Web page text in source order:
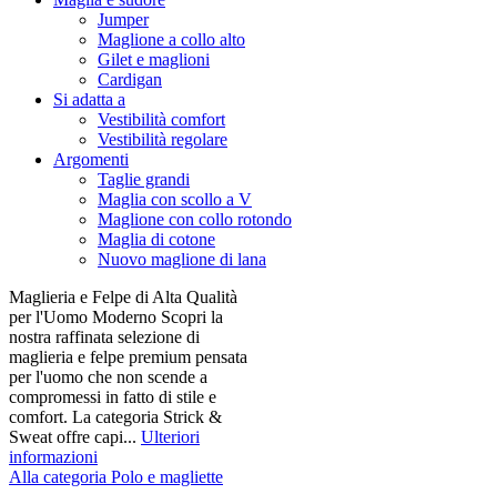
Jumper
Maglione a collo alto
Gilet e maglioni
Cardigan
Si adatta a
Vestibilità comfort
Vestibilità regolare
Argomenti
Taglie grandi
Maglia con scollo a V
Maglione con collo rotondo
Maglia di cotone
Nuovo maglione di lana
Maglieria e Felpe di Alta Qualità
per l'Uomo Moderno Scopri la
nostra raffinata selezione di
maglieria e felpe premium pensata
per l'uomo che non scende a
compromessi in fatto di stile e
comfort. La categoria Strick &
Sweat offre capi... Ulteriori
informazioni
Alla categoria Polo e magliette